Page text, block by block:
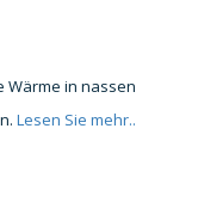
Wärme in nassen
Lesen Sie mehr..